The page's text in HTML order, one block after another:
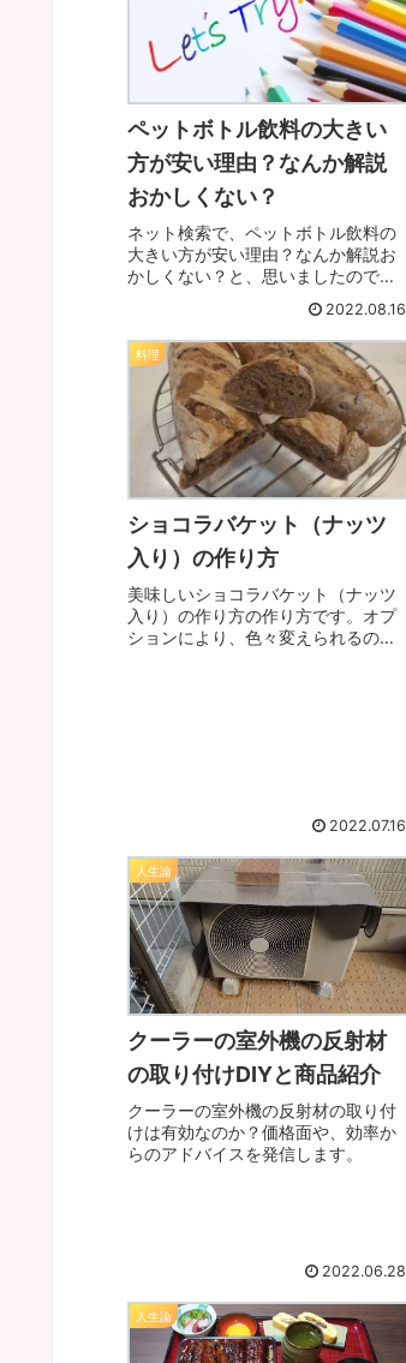
ペットボトル飲料の大きい
方が安い理由？なんか解説
おかしくない？
ネット検索で、ペットボトル飲料の
大きい方が安い理由？なんか解説お
かしくない？と、思いましたので、
ましたので、ぜひ参考にしてくださ
い。
2022.08.16
料理
ショコラバケット（ナッツ
入り）の作り方
美味しいショコラバケット（ナッツ
入り）の作り方の作り方です。オプ
ションにより、色々変えられるの
2022.07.16
人生論
クーラーの室外機の反射材
の取り付けDIYと商品紹介
クーラーの室外機の反射材の取り付
けは有効なのか？価格面や、効率か
らのアドバイスを発信します。
2022.06.28
人生論